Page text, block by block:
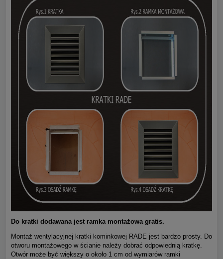
Do kratki dodawana jest ramka montażowa gratis.
Montaż wentylacyjnej kratki kominkowej RADE jest bardzo prosty. Do
otworu montażowego w ścianie należy dobrać odpowiednią kratkę.
Otwór może być większy o około 1 cm od wymiarów ramki